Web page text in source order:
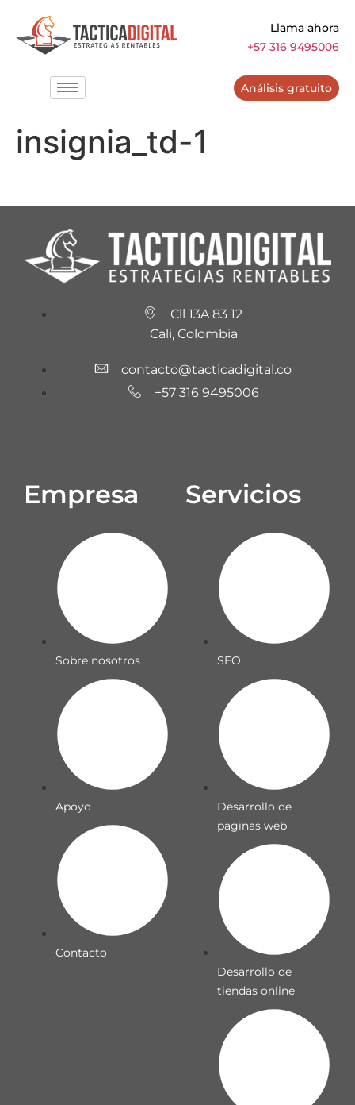
Llama ahora
+57 316 9495006
Análisis gratuito
insignia_td-1
Cll 13A 83 12
Cali, Colombia
contacto@tacticadigital.co
+57 316 9495006
Empresa
Sobre nosotros
Apoyo
Contacto
Servicios
SEO
Desarrollo de
paginas web
Desarrollo de
tiendas online